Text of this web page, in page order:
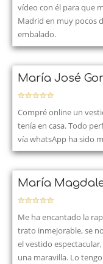
vídeo con él para que
Madrid en muy pocos
embalado.
María José
Compré online un
tenía en casa. Todo
vía whatsApp ha sido
María
Me ha encantado la
trato inmejorable, se
el vestido
una maravilla. Lo